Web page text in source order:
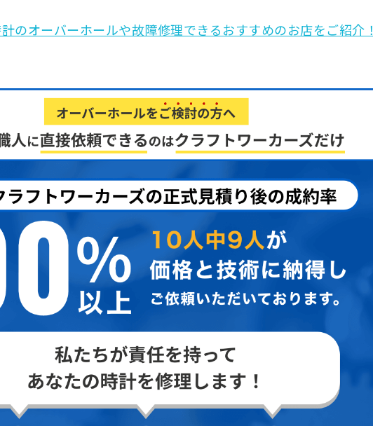
のオーバーホールや故障修理できるおすすめのお店をご紹介！